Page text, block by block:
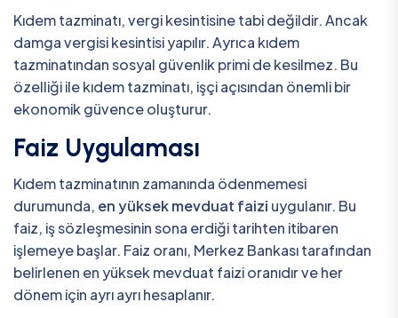
Kıdem tazminatı, vergi kesintisine tabi değildir. Ancak
damga vergisi kesintisi yapılır. Ayrıca kıdem
tazminatından sosyal güvenlik primi de kesilmez. Bu
özelliği ile kıdem tazminatı, işçi açısından önemli bir
ekonomik güvence oluşturur.
Faiz Uygulaması
Kıdem tazminatının zamanında ödenmemesi
durumunda, en yüksek mevduat faizi uygulanır. Bu
faiz, iş sözleşmesinin sona erdiği tarihten itibaren
işlemeye başlar. Faiz oranı, Merkez Bankası tarafından
belirlenen en yüksek mevduat faizi oranıdır ve her
dönem için ayrı ayrı hesaplanır.